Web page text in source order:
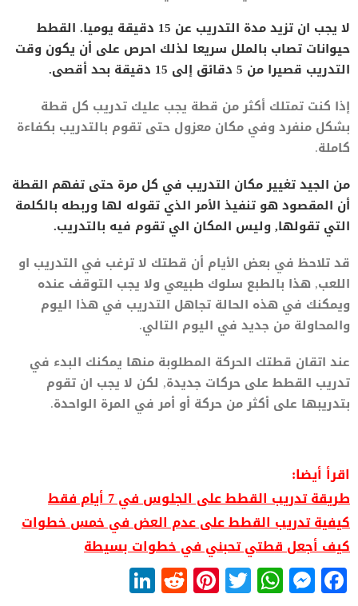
لا يجب ان تزيد مدة التدريب عن 15 دقيقة يوميا. القطط
حيوانات تصاب بالملل سريعا لذلك احرص على أن يكون وقت
التدريب قصيرا من 5 دقائق إلى 15 دقيقة بحد أقصى.
إذا كنت تمتلك أكثر من قطة يجب عليك تدريب كل قطة
بشكل منفرد وفي مكان معزول حتى تقوم بالتدريب بكفاءة
كاملة.
من الجيد تغيير مكان التدريب في كل مرة حتى تفهم القطة
أن المقصود هو تنفيذ الأمر الذي تقوله لها وربطه بالكلمة
التي تقولها, وليس المكان الي تقوم فيه بالتدريب.
قد تلاحظ في بعض الأيام أن قطتك لا ترغب في التدريب او
اللعب, هذا بالطبع سلوك طبيعي ولا يجب التوقف عنده
ويمكنك في هذه الحالة تجاهل التدريب في هذا اليوم
والمحاولة من جديد في اليوم التالي.
عند اتقان قطتك الحركة المطلوبة منها يمكنك البدء في
تدريب القطط على حركات جديدة, لكن لا يجب ان تقوم
بتدريبها على أكثر من حركة أو أمر في المرة الواحدة.
اقرأ أيضا:
طريقة تدريب القطط على الجلوس في 7 أيام فقط
كيفية تدريب القطط على عدم العض في خمس خطوات
كيف أجعل قطتي تحبني في خطوات بسيطة
Facebook
Messenger
WhatsApp
Twitter
Pinterest
Reddit